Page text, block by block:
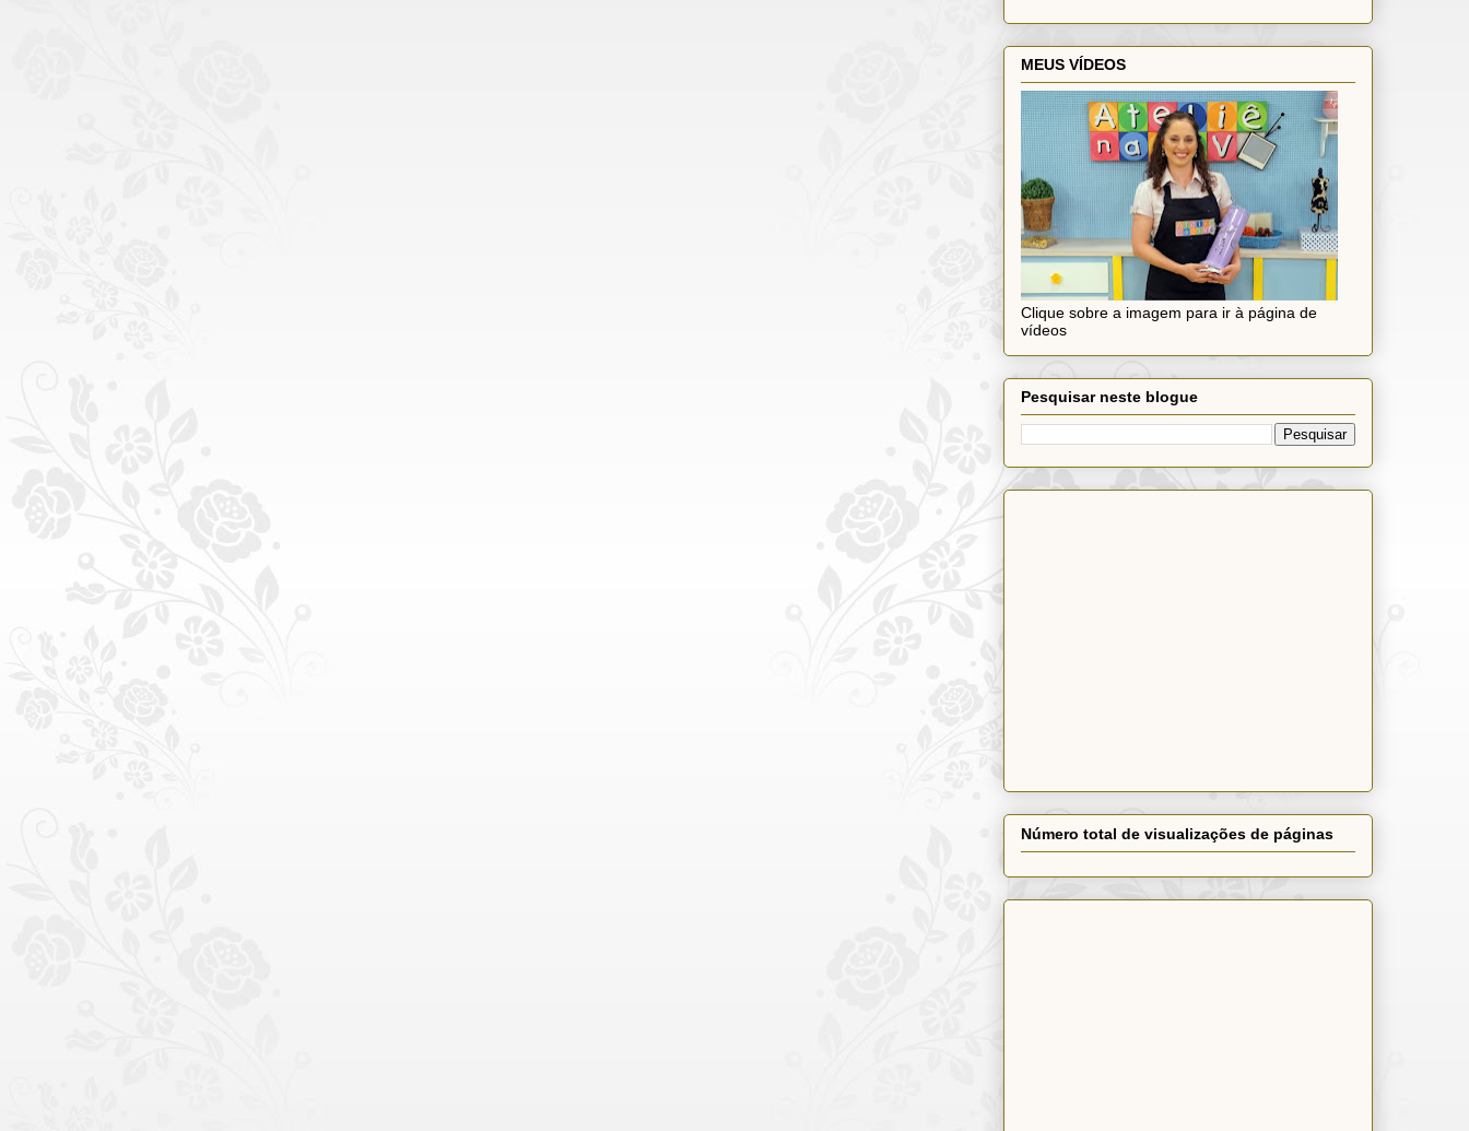
MEUS VÍDEOS
Clique sobre a imagem para ir à página de
vídeos
Pesquisar neste blogue
Número total de visualizações de páginas